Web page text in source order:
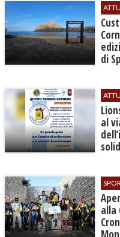
di
al
alla